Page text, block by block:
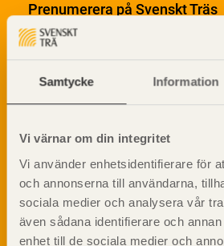
Samtycke Information
Vi värnar om din integritet
Vi använder enhetsidentifierare för
och annonserna till användarna,
sociala medier och analysera vår
även sådana identifierare och
enhet till de sociala medier och
Prenumerera på Svenskt Träs
informationsutskick!